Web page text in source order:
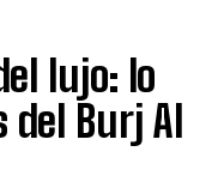
lujo: lo
Burj Al